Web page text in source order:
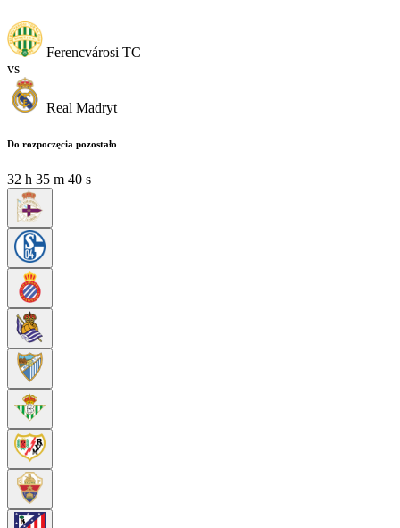
Ferencvárosi TC
vs
Real Madryt
Do rozpoczęcia pozostało
32 h 35 m 40 s